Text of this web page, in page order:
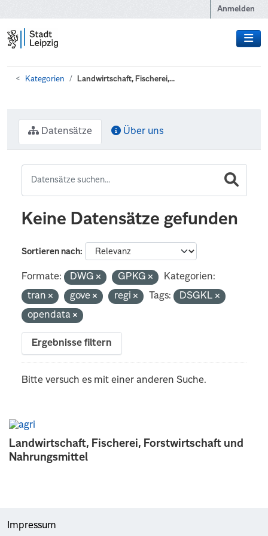
Anmelden
Kategorien Landwirtschaft, Fischerei,...
Landwirtschaft, Fischerei, Forstwirtschaft und
Nahrungsmittel
Datensätze Über uns
Keine Datensätze gefunden
Sortieren nach
Formate: DWG GPKG
Kategorien:
tran
gove regi Tags:
DSGKL
opendata
Ergebnisse filtern
Bitte versuch es mit einer anderen Suche.
Impressum